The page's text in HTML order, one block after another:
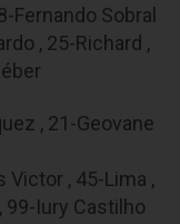
Fernando Sobral
, 25-Richard ,
, 21-Geovane
Victor , 45-Lima ,
, 99-Iury Castilho